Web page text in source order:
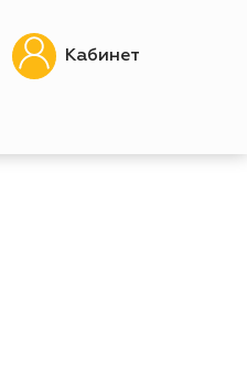
Кабинет